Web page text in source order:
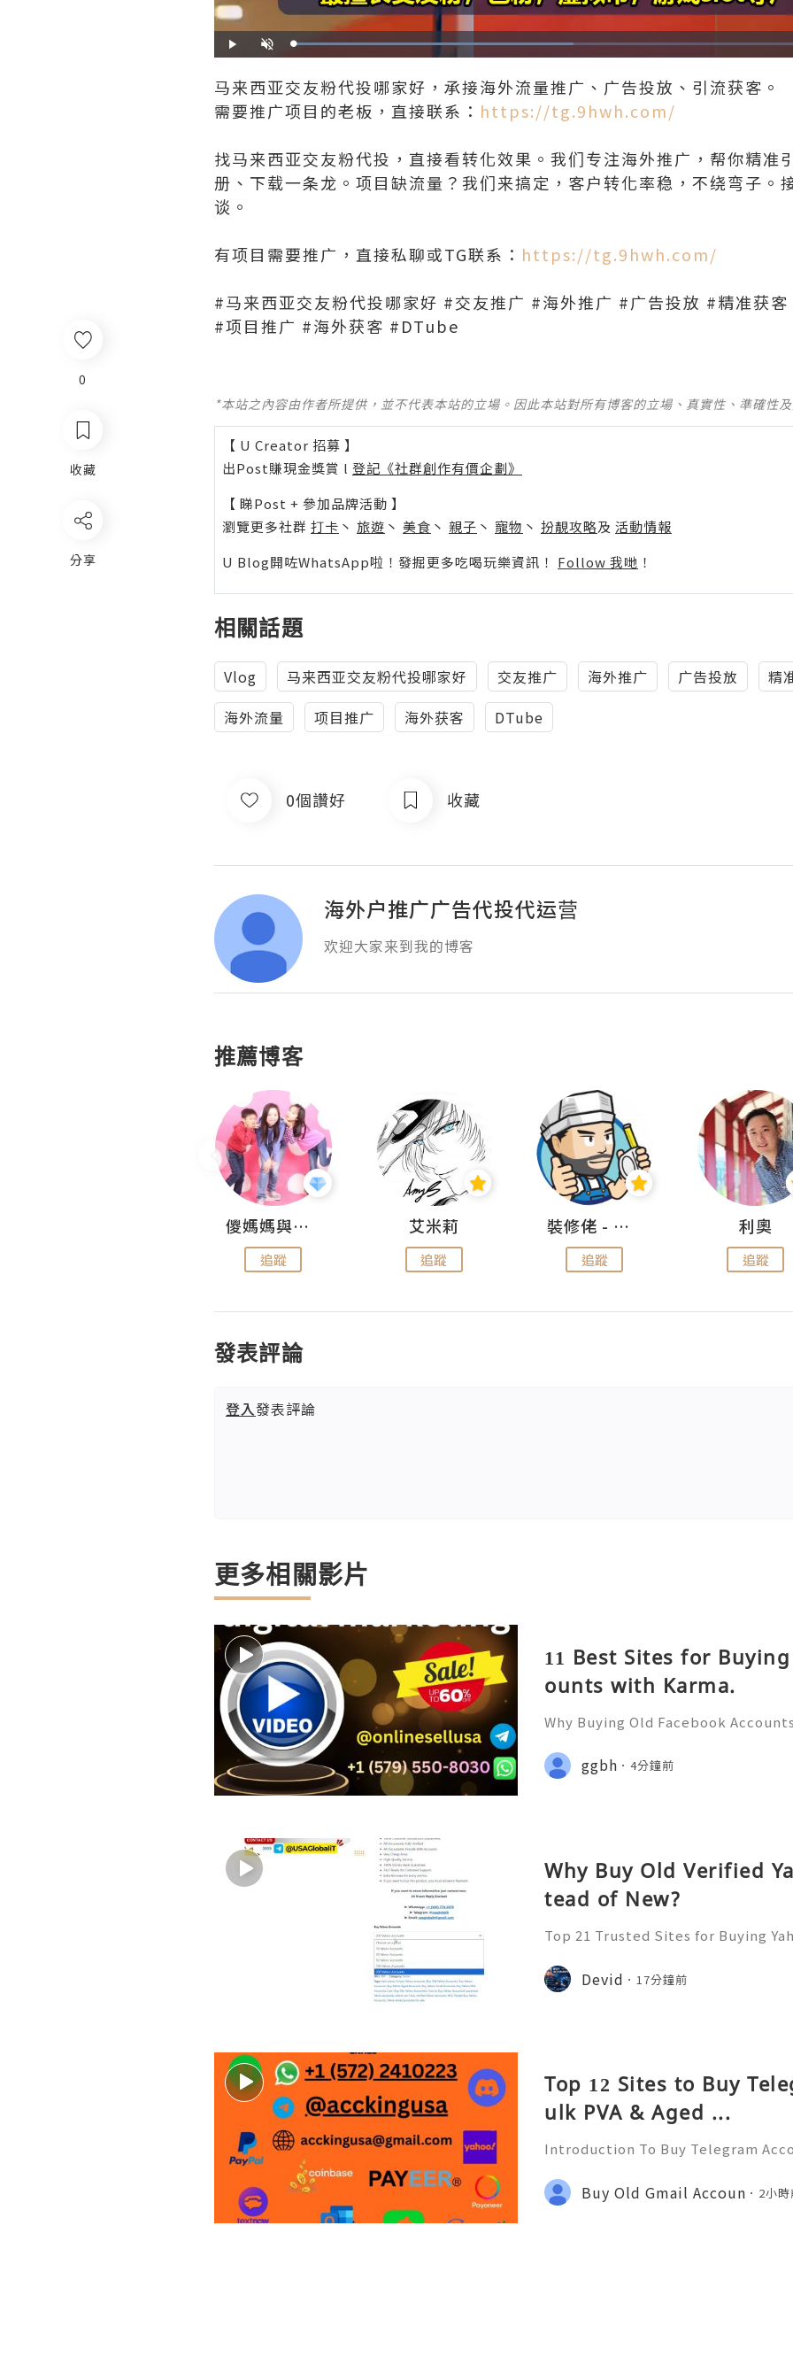
0
收藏
分享
Play Unmute Loaded:
47.09%
马来西亚交友粉代投哪家好，承接海外流量推广、广告投放、引流获客。
需要推广项目的老板，直接联系： https://tg.9hwh.com/
找马来西亚交友粉代投，直接看转化效果。我们专注海外推广，帮你精准
册、下载一条龙。项目缺流量？我们来搞定，客户转化率稳，不绕弯子。
谈。
有项目需要推广，直接私聊或TG联系： https://tg.9hwh.com/
#马来西亚交友粉代投哪家好 #交友推广 #海外推广 #广告投放 #精准获
#项目推广 #海外获客 #DTube
*本站之內容由作者所提供，並不代表本站的立場。因此本站對所有博客的立場、真實性、準確性
【 U Creator 招募 】
出Post賺現金獎賞 l 登記《社群創作有價企劃》
【 睇Post + 參加品牌活動 】
瀏覽更多社群 打卡 丶 旅遊 丶 美食 丶 親子 丶 寵物 丶 扮靚攻略及 活動情報
U Blog開咗WhatsApp啦！發掘更多吃喝玩樂資訊！ Follow 我哋 ！
相關話題
Vlog 马来西亚交友粉代投哪家好 交友推广 海外推广 广告投放
精
海外流量
项目推广 海外获客 DTube
0個讚好 收藏
海外户推广广告代投代运营
欢迎大家来到我的博客
推薦博客
儍媽媽與兩隻小魔怪之家
追蹤
艾米莉
追蹤
裝修佬 - 香港一站式網上裝修平台
追蹤
利奧
追蹤
發表評論
登入發表評論
更多相關影片
11 Best Sites for
ounts with Karma.
Why Buying Old Facebook
upport 24/7 🚀📡💬📱🛸👑
👨‍💻🎙️🔥👑 Discord ➜ Account
ggbh 4分鐘前
Why Buy Old Verified
tead of New?
Top 21 Trusted Sites for Buying
➤ Email: usaglobalit@gmail.com
Devid 17分鐘前
Top 12 Sites to Buy
ulk PVA & Aged ...
Introduction To Buy Telegram
l role in connecting people,
mong these platforms, Tele
Buy Old Gmail Accoun 2小